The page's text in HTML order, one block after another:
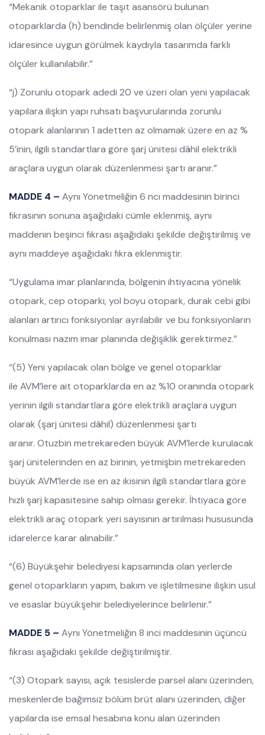
“Mekanik otoparklar ile taşıt asansörü bulunan
otoparklarda (h) bendinde belirlenmiş olan ölçüler yerine
idaresince uygun görülmek kaydıyla tasarımda farklı
ölçüler kullanılabilir.”
“j) Zorunlu otopark adedi 20 ve üzeri olan yeni yapılacak
yapılara ilişkin yapı ruhsatı başvurularında zorunlu
otopark alanlarının 1 adetten az olmamak üzere en az %
5’inin, ilgili standartlara göre şarj ünitesi dâhil elektrikli
araçlara uygun olarak düzenlenmesi şartı aranır.”
MADDE 4 – Aynı Yönetmeliğin 6 ncı maddesinin birinci
fıkrasının sonuna aşağıdaki cümle eklenmiş, aynı
maddenin beşinci fıkrası aşağıdaki şekilde değiştirilmiş ve
aynı maddeye aşağıdaki fıkra eklenmiştir.
“Uygulama imar planlarında, bölgenin ihtiyacına yönelik
otopark, cep otoparkı, yol boyu otopark, durak cebi gibi
alanları artırıcı fonksiyonlar ayrılabilir ve bu fonksiyonların
konulması nazım imar planında değişiklik gerektirmez.”
“(5) Yeni yapılacak olan bölge ve genel otoparklar
ile AVM’lere ait otoparklarda en az %10 oranında otopark
yerinin ilgili standartlara göre elektrikli araçlara uygun
olarak (şarj ünitesi dâhil) düzenlenmesi şartı
aranır. Otuzbin metrekareden büyük AVM’lerde kurulacak
şarj ünitelerinden en az birinin, yetmişbin metrekareden
büyük AVM’lerde ise en az ikisinin ilgili standartlara göre
hızlı şarj kapasitesine sahip olması gerekir. İhtiyaca göre
elektrikli araç otopark yeri sayısının artırılması hususunda
idarelerce karar alınabilir.”
“(6) Büyükşehir belediyesi kapsamında olan yerlerde
genel otoparkların yapım, bakım ve işletilmesine ilişkin usul
ve esaslar büyükşehir belediyelerince belirlenir.”
MADDE 5 – Aynı Yönetmeliğin 8 inci maddesinin üçüncü
fıkrası aşağıdaki şekilde değiştirilmiştir.
“(3) Otopark sayısı, açık tesislerde parsel alanı üzerinden,
meskenlerde bağımsız bölüm brüt alanı üzerinden, diğer
yapılarda ise emsal hesabına konu alan üzerinden